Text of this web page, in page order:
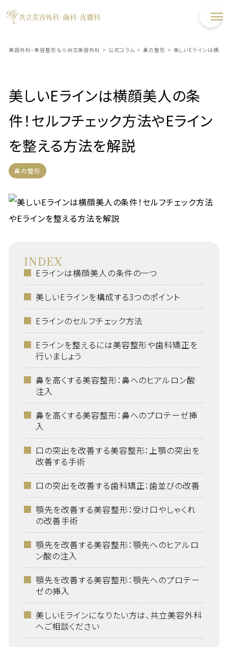
美容外科・美容整形なら共立美容外科 > 公式コラム > 鼻の整形 > 美しいEラインは横顔
美しいEラインは横顔美人の条
件！セルフチェック方法やEライン
を整える方法を解説
鼻の整形
INDEX
Eラインは横顔美人の条件の一つ
美しいEラインを構成する3つのポイント
Eラインのセルフチェック方法
Eラインを整えるには美容整形や歯科矯正を
行いましょう
鼻を高くする美容整形：鼻へのヒアルロン酸
注入
鼻を高くする美容整形：鼻へのプロテーゼ挿
入
口の突出を改善する美容整形：上顎の突出を
改善する手術
口の突出を改善する歯科矯正：歯並びの改善
顎先を改善する美容整形：受け口やしゃくれ
の改善手術
顎先を改善する美容整形：顎先へのヒアルロ
ン酸の注入
顎先を改善する美容整形：顎先へのプロテー
ゼの挿入
美しいEラインになりたい方は、共立美容外科
へご相談ください